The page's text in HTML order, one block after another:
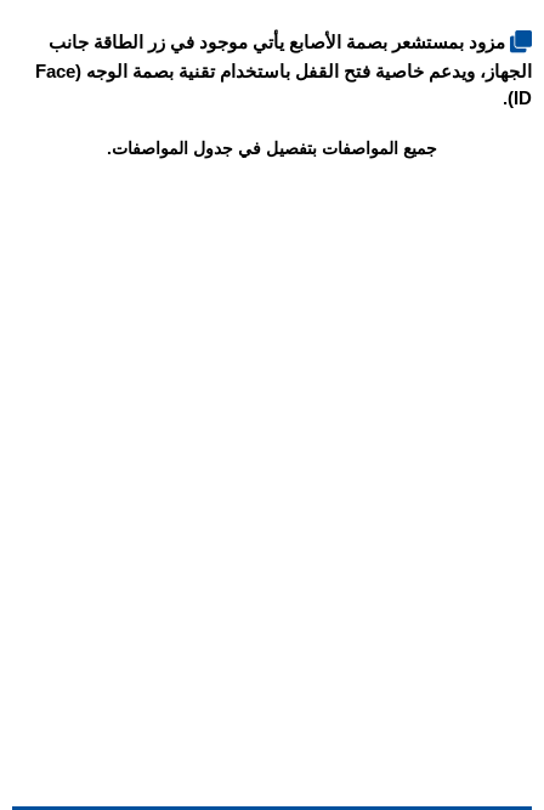
مزود بمستشعر بصمة الأصابع يأتي موجود في زر الطاقة جانب
الجهاز، ويدعم خاصية فتح القفل باستخدام تقنية بصمة الوجه (Face
ID).
جميع المواصفات بتفصيل في جدول المواصفات.